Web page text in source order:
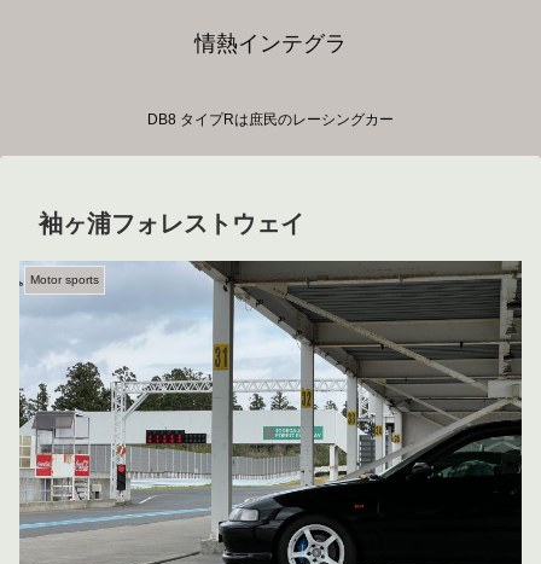
情熱インテグラ
DB8 タイプRは庶民のレーシングカー
袖ヶ浦フォレストウェイ
Motor sports